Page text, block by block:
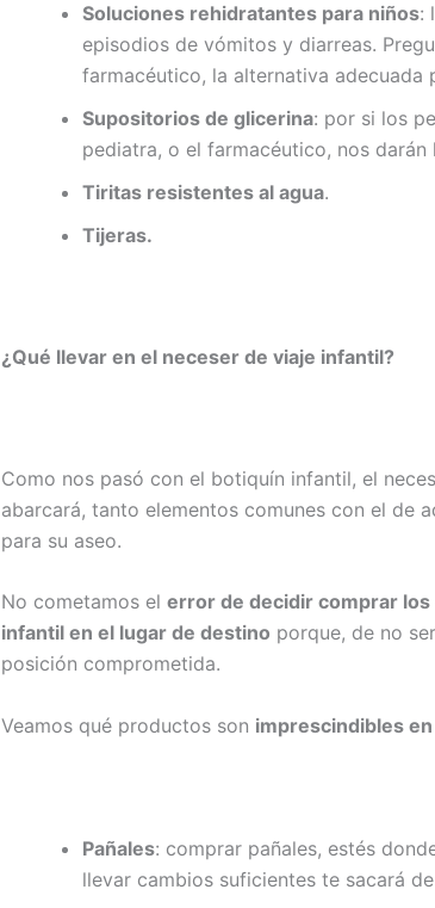
Soluciones rehidratantes para niños:
episodios de vómitos y diarreas.
farmacéutico, la alternativa adecuada
Supositorios de glicerina: por si los
pediatra, o el farmacéutico, nos
Tiritas resistentes al agua.
Tijeras.
¿Qué llevar en el neceser de viaje infantil?
Como nos pasó con el botiquín infantil, el
abarcará, tanto elementos comunes con el de
para su aseo.
No cometamos el error de decidir comprar
infantil en el lugar de destino porque, de no
posición comprometida.
Veamos qué productos son imprescindibles
Pañales: comprar pañales, estés
llevar cambios suficientes te sacará